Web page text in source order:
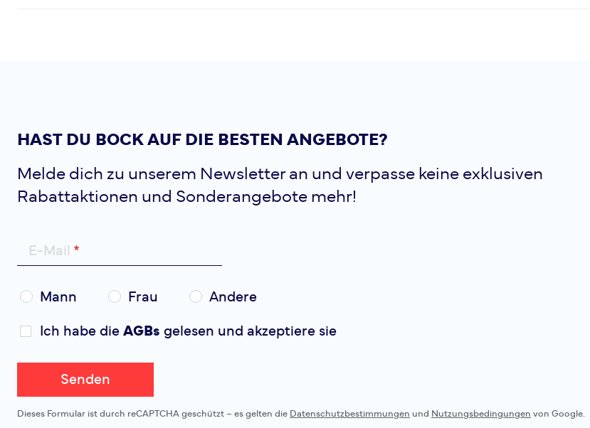
HAST DU BOCK AUF DIE BESTEN ANGEBOTE?
Melde dich zu unserem Newsletter an und verpasse keine exklusiven
Rabattaktionen und Sonderangebote mehr!
E-Mail
Mann Frau Andere
Ich habe die AGBs gelesen und akzeptiere sie
Senden
Dieses Formular ist durch reCAPTCHA geschützt – es gelten die Datenschutzbestimmungen und Nutzungsbedingungen von Google.